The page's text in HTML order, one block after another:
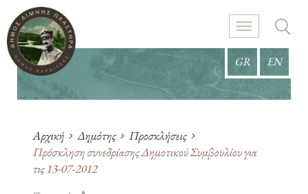
GR EN
Αρχική Δημότης
Προσκλήσεις
Πρόσκληση συνεδρίασης Δημοτικού Συμβουλίου για
τις 13-07-2012